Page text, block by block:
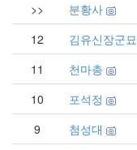
>>
분황사
12
김유신장군묘
11
천마총
10
포석정
9
첨성대